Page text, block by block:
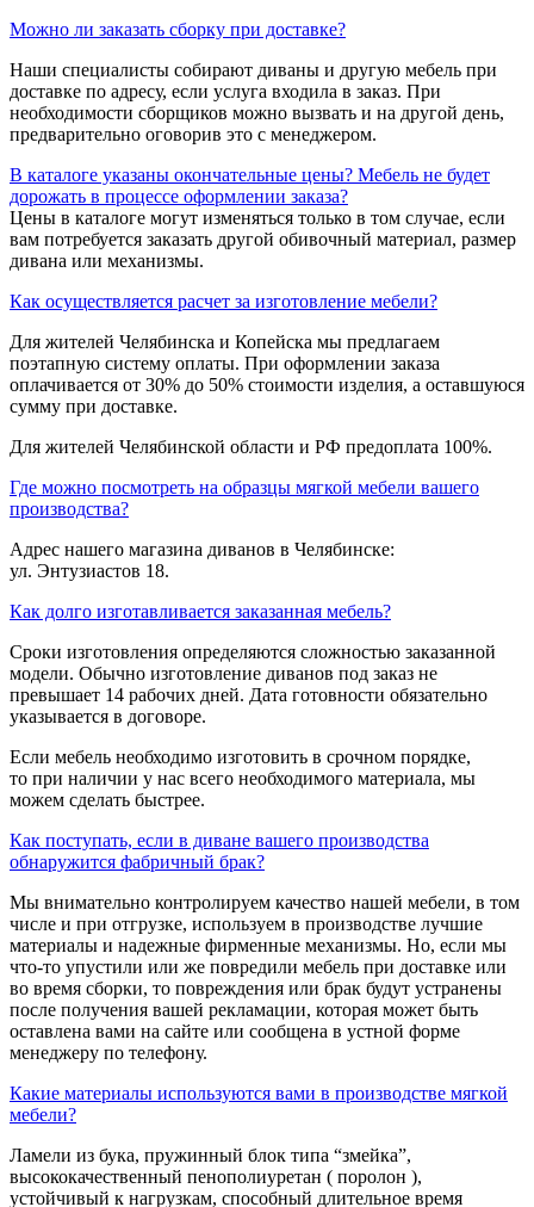
Можно ли заказать сборку при доставке?
Наши специалисты собирают диваны и другую мебель при
доставке по адресу, если услуга входила в заказ. При
необходимости сборщиков можно вызвать и на другой день,
предварительно оговорив это с менеджером.
В каталоге указаны окончательные цены? Мебель не будет
дорожать в процессе оформлении заказа?
Цены в каталоге могут изменяться только в том случае, если
вам потребуется заказать другой обивочный материал, размер
дивана или механизмы.
Как осуществляется расчет за изготовление мебели?
Для жителей Челябинска и Копейска мы предлагаем
поэтапную систему оплаты. При оформлении заказа
оплачивается от 30% до 50% стоимости изделия, а оставшуюся
сумму при доставке.
Для жителей Челябинской области и РФ предоплата 100%.
Где можно посмотреть на образцы мягкой мебели вашего
производства?
Адрес нашего магазина диванов в Челябинске:
ул. Энтузиастов 18.
Как долго изготавливается заказанная мебель?
Сроки изготовления определяются сложностью заказанной
модели. Обычно изготовление диванов под заказ не
превышает 14 рабочих дней. Дата готовности обязательно
указывается в договоре.
Если мебель необходимо изготовить в срочном порядке,
то при наличии у нас всего необходимого материала, мы
можем сделать быстрее.
Как поступать, если в диване вашего производства
обнаружится фабричный брак?
Мы внимательно контролируем качество нашей мебели, в том
числе и при отгрузке, используем в производстве лучшие
материалы и надежные фирменные механизмы. Но, если мы
что-то упустили или же повредили мебель при доставке или
во время сборки, то повреждения или брак будут устранены
после получения вашей рекламации, которая может быть
оставлена вами на сайте или сообщена в устной форме
менеджеру по телефону.
Какие материалы используются вами в производстве мягкой
мебели?
Ламели из бука, пружинный блок типа “змейка”,
высококачественный пенополиуретан ( поролон ),
устойчивый к нагрузкам, способный длительное время